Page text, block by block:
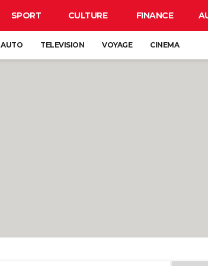
SPORT CULTURE FINANCE
AUTO TELEVISION VOYAGE CINEMA